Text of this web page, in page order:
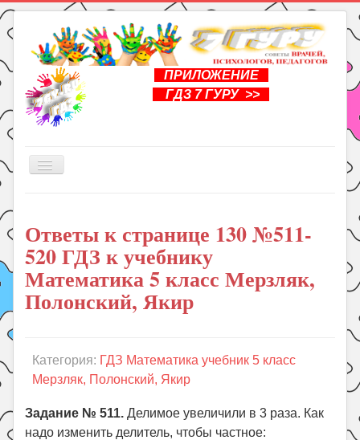
ПРИЛОЖЕНИЕ
ГДЗ 7 ГУРУ >>
Включить/
Книги
Рукоделие
Подготовка к школе
Уроки
Праздники
Летом!
Ответы к странице 130 №511-
520 ГДЗ к учебнику
Математика 5 класс Мерзляк,
Полонский, Якир
Категория: ГДЗ Математика учебник 5 класс
Мерзляк, Полонский, Якир
Задание № 511. Делимое увеличили в 3 раза. Как
надо изменить делитель, чтобы частное: